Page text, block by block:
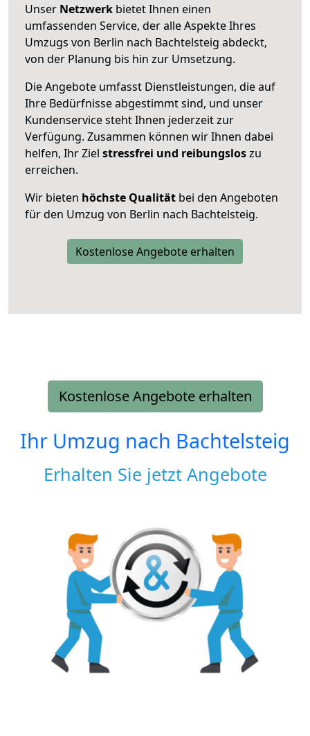
Unser Netzwerk bietet Ihnen einen
umfassenden Service, der alle Aspekte Ihres
Umzugs von Berlin nach Bachtelsteig abdeckt,
von der Planung bis hin zur Umsetzung.
Die Angebote umfasst Dienstleistungen, die auf
Ihre Bedürfnisse abgestimmt sind, und unser
Kundenservice steht Ihnen jederzeit zur
Verfügung. Zusammen können wir Ihnen dabei
helfen, Ihr Ziel stressfrei und reibungsloszu
erreichen.
Wir bieten höchste Qualität bei den Angeboten
für den Umzug von Berlin nach Bachtelsteig.
Kostenlose Angebote erhalten
Kostenlose Angebote erhalten
Ihr Umzug nach Bachtelsteig
Erhalten Sie jetzt Angebote